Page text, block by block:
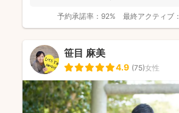
予約承諾率： 92% 最終アクティブ：
笹目 麻美
4.9 (75)女性